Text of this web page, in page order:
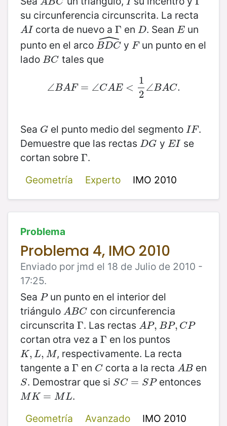
su circunferencia circunscrita. La recta
AI
AI corta de nuevo aΓ
Γ enD
D. SeanE
E un
punto en el arco BDC
ˆ
BDC^y F
Fun punto en el
lado BC
BC tales que
∠ BA F = ∠CA E <
1
2
∠ BAC.
∠BA F=∠CAE<12 ∠BAC.
Sea G
Gel punto medio del segmento IF
IF .
Demuestre que las rectas DG
DG y EI
EI se
cortan sobre Γ
Γ.
Geometría
Experto IMO 2010
Problema
Problema 4, IMO 2010
Enviado por jmd el 18 de Julio de 2010 -
17:25.
Sea P
Pun punto en el interior del
triángulo ABC
ABC
con circunferencia
circunscrita Γ
Γ. Las rectasAP, BP, CP
AP,BP,CP
cortan otra vez a Γ
Γ en los puntos
K, L, M
K,L,M
, respectivamente. La recta
tangente a Γ
Γ en C
C corta a la rectaAB
AB en
S
S. Demostrar que si SC = SP
SC=S P entonces
MK = ML
MK= ML
.
Geometría
Avanzado IMO 2010